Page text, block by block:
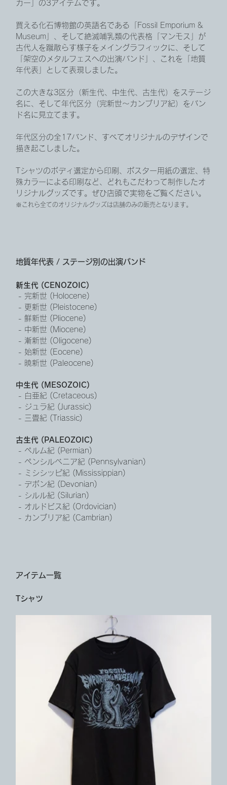
カー」の3アイテムです。
買える化石博物館の英語名である「Fossil Emporium &
Museum」、そして絶滅哺乳類の代表格「マンモス」が
古代人を蹴散らす様子をメイングラフィックに、そして
「架空のメタルフェスへの出演バンド」、これを「地質
年代表」として表現しました。
この大きな3区分（新生代、中生代、古生代）をステージ
名に、そして年代区分（完新世〜カンブリア紀）をバン
ド名に見立てます。
年代区分の全17バンド、すべてオリジナルのデザインで
描き起こしました。
Tシャツのボディ選定から印刷、ポスター用紙の選定、特
殊カラーによる印刷など、どれもこだわって制作したオ
リジナルグッズです。ぜひ店頭で実物をご覧ください。
※これら全てのオリジナルグッズは店舗のみの販売となります。
地質年代表 / ステージ別の出演バンド
新生代 (CENOZOIC)
- 完新世 (Holocene)
- 更新世 (Pleistocene)
- 鮮新世 (Pliocene)
- 中新世 (Miocene)
- 漸新世 (Oligocene)
- 始新世 (Eocene)
- 暁新世 (Paleocene)
中生代 (MESOZOIC)
- 白亜紀 (Cretaceous)
- ジュラ紀 (Jurassic)
- 三畳紀 (Triassic)
古生代 (PALEOZOIC)
- ペルム紀 (Permian)
- ペンシルベニア紀 (Pennsylvanian)
- ミシシッピ紀 (Mississippian)
- デボン紀 (Devonian)
- シルル紀 (Silurian)
- オルドビス紀 (Ordovician)
- カンブリア紀 (Cambrian)
アイテム一覧
Tシャツ